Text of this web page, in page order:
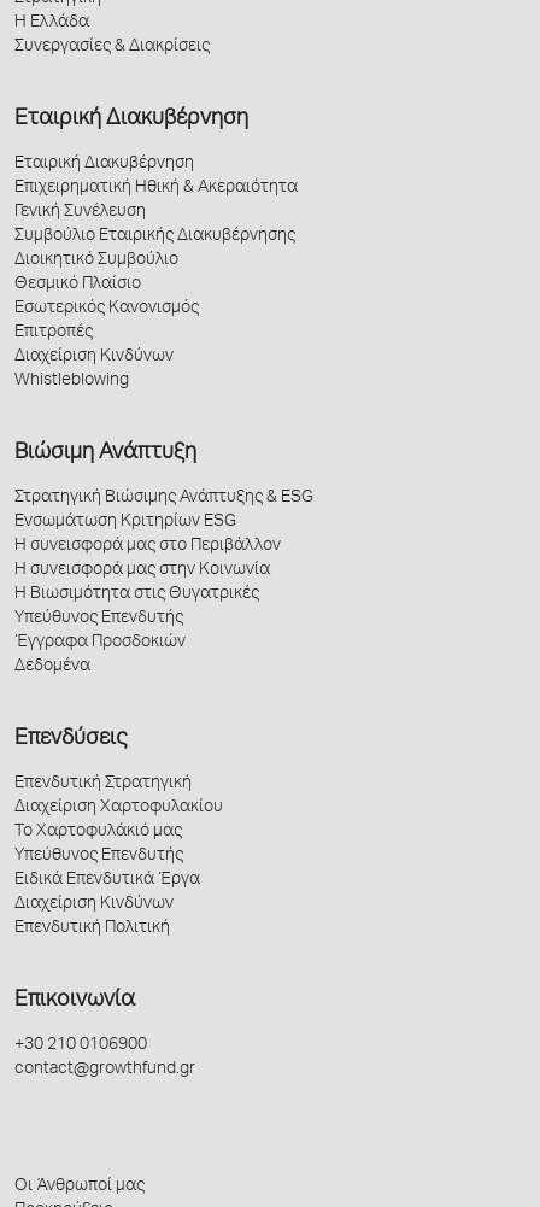
Η Ελλάδα
Συνεργασίες & Διακρίσεις
Εταιρική Διακυβέρνηση
Εταιρική Διακυβέρνηση
Επιχειρηματική Ηθική & Ακεραιότητα
Γενική Συνέλευση
Συμβούλιο Εταιρικής Διακυβέρνησης
Διοικητικό Συμβούλιο
Θεσμικό Πλαίσιο
Εσωτερικός Κανονισμός
Επιτροπές
Διαχείριση Κινδύνων
Whistleblowing
Βιώσιμη Ανάπτυξη
Στρατηγική Βιώσιμης Ανάπτυξης & ESG
Ενσωμάτωση Κριτηρίων ESG
Η συνεισφορά μας στο Περιβάλλον
Η συνεισφορά μας στην Κοινωνία
Η Βιωσιμότητα στις Θυγατρικές
Υπεύθυνος Επενδυτής
Έγγραφα Προσδοκιών
Δεδομένα
Επενδύσεις
Επενδυτική Στρατηγική
Διαχείριση Χαρτοφυλακίου
Το Χαρτοφυλάκιό μας
Υπεύθυνος Επενδυτής
Ειδικά Επενδυτικά Έργα
Διαχείριση Κινδύνων
Επενδυτική Πολιτική
Επικοινωνία
+30 210 0106900
contact@growthfund.gr
Οι Άνθρωποί μας